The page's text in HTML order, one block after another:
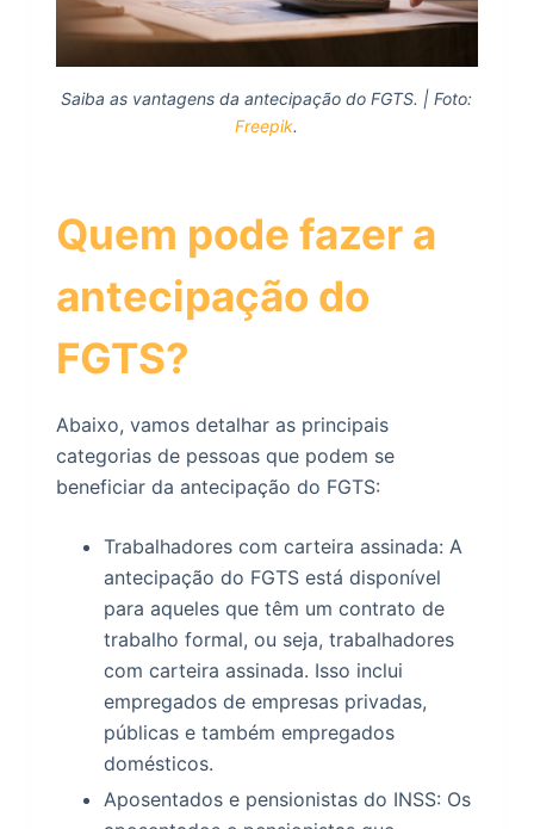
Saiba as vantagens da antecipação do FGTS. | Foto:
Freepik.
Quem pode fazer a
antecipação do
FGTS?
Abaixo, vamos detalhar as principais
categorias de pessoas que podem se
beneficiar da antecipação do FGTS:
Trabalhadores com carteira assinada: A
antecipação do FGTS está disponível
para aqueles que têm um contrato de
trabalho formal, ou seja, trabalhadores
com carteira assinada. Isso inclui
empregados de empresas privadas,
públicas e também empregados
domésticos.
Aposentados e pensionistas do INSS: Os